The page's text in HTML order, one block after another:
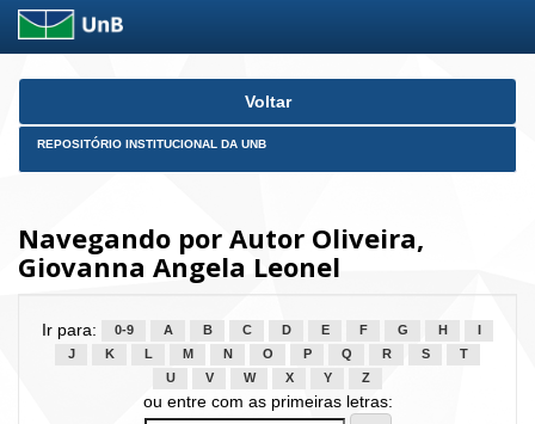
Skip
Voltar
REPOSITÓRIO INSTITUCIONAL DA UNB
Navegando por Autor Oliveira,
Giovanna Angela Leonel
Ir para: 0-9 A B C D E F G H
J
K L M N O P Q R S
T
U
V W X Y Z
ou entre com as primeiras letras: